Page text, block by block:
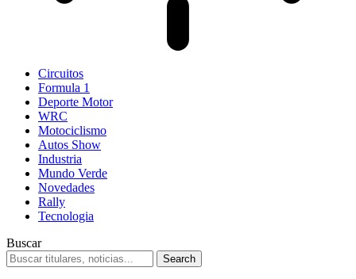
Circuitos
Formula 1
Deporte Motor
WRC
Motociclismo
Autos Show
Industria
Mundo Verde
Novedades
Rally
Tecnologia
Buscar